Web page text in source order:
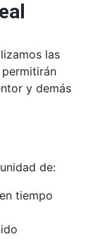
las
y demás
de:
tiempo